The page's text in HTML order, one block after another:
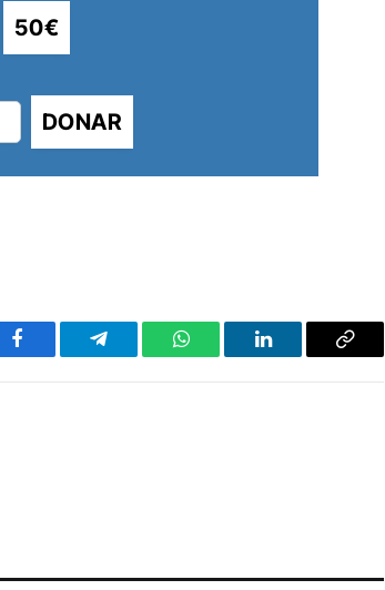
50€
DONAR
Facebook Telegram WhatsAppLinkedIn Copy